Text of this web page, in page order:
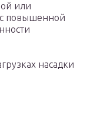
или
повышенной
насадки